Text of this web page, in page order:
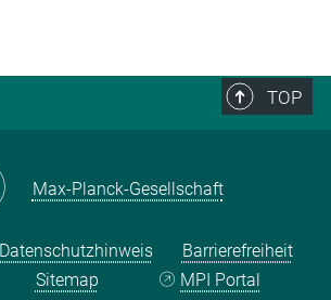
TOP
Max-Planck-Gesellschaft
Datenschutzhinweis
Barrierefreiheit
Sitemap MPI Portal